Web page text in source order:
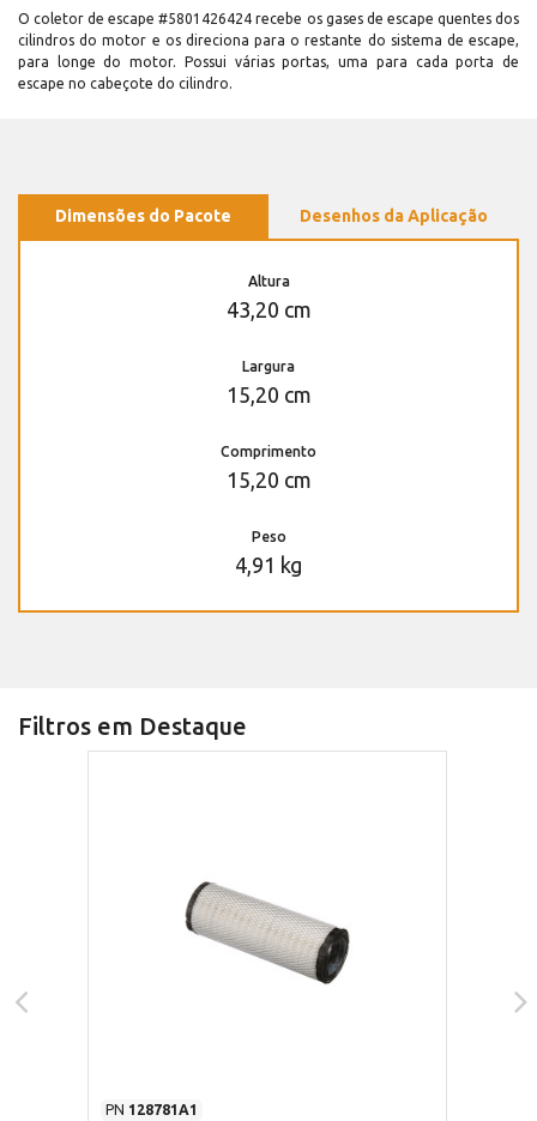
O coletor de escape #5801426424 recebe os gases de escape quentes dos
cilindros do motor e os direciona para o restante do sistema de escape,
para longe do motor. Possui várias portas, uma para cada porta de
escape no cabeçote do cilindro.
Dimensões do Pacote Desenhos da Aplicação
Altura
43,20 cm
Largura
15,20 cm
Comprimento
15,20 cm
Peso
4,91 kg
Filtros em Destaque
PN 128781A1